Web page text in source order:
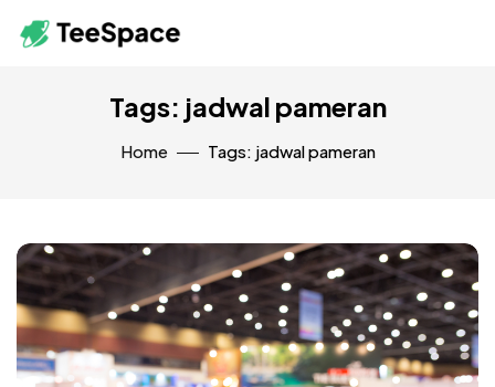
Tags: jadwal pameran
Home Tags: jadwal pameran